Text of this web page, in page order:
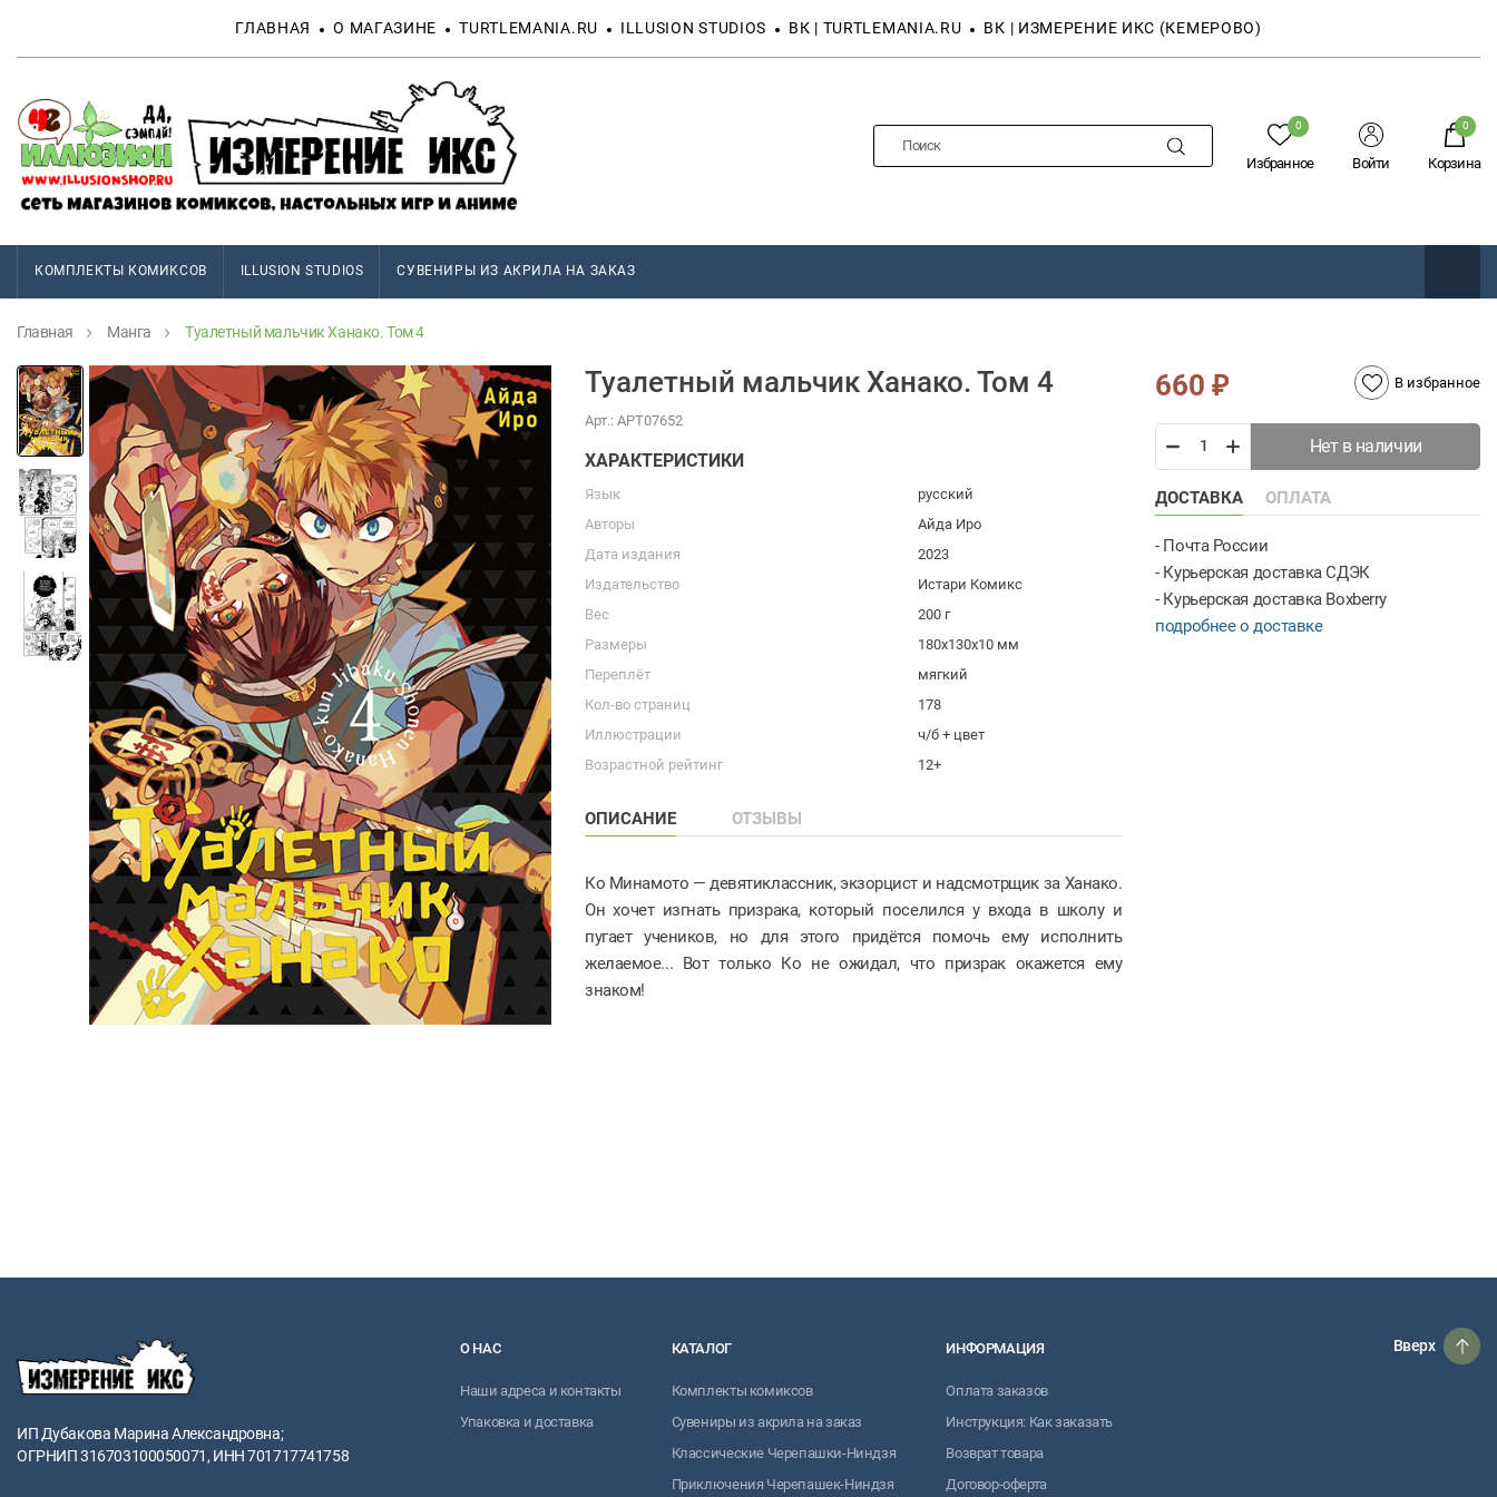
ГЛАВНАЯ О МАГАЗИНЕ TURTLEMANIA.RU ILLUSION STUDIOS ВК | TURTLEMANIA.RU ВК | ИЗМЕРЕНИЕ ИКС (КЕМЕРОВО)
Избранное
0
Войти Корзина
0
КОМПЛЕКТЫ КОМИКСОВ ILLUSION STUDIOS СУВЕНИРЫ ИЗ АКРИЛА НА ЗАКАЗ
Главная Манга Туалетный мальчик Ханако. Том 4
Туалетный мальчик Ханако. Том 4
Арт.: АРТ07652
ХАРАКТЕРИСТИКИ
Язык
русский
Авторы
Айда Иро
Дата издания
2023
Издательство
Истари Комикс
Вес
200 г
Размеры
180x130x10 мм
Переплёт
мягкий
Кол-во страниц
178
Иллюстрации
ч/б + цвет
Возрастной рейтинг
12+
ОПИСАНИЕ ОТЗЫВЫ
Ко Минамото — девятиклассник, экзорцист и надсмотрщик за Ханако.
Он хочет изгнать призрака, который поселился у входа в школу и
пугает учеников, но для этого придётся помочь ему исполнить
желаемое... Вот только Ко не ожидал, что призрак окажется ему
знаком!
660₽ В избранное
Нет в наличии
ДОСТАВКА ОПЛАТА
- Почта России
- Курьерская доставка СДЭК
- Курьерская доставка Boxberry
подробнее о доставке
ИП Дубакова Марина Александровна;
ОГРНИП 316703100050071, ИНН 701717741758
О НАС
Наши адреса и контакты
Упаковка и доставка
КАТАЛОГ
Комплекты комиксов
Сувениры из акрила на заказ
Классические Черепашки-Ниндзя
Приключения Черепашек-Ниндзя
ИНФОРМАЦИЯ
Оплата заказов
Инструкция: Как заказать
Возврат товара
Договор-оферта
Вверх